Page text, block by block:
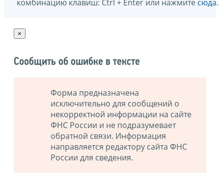
комбинацию клавиш: Ctrl + Enter или нажмите сюда.
×
Сообщить об ошибке в тексте
Форма предназначена
исключительно для сообщений о
некорректной информации на сайте
ФНС России и не подразумевает
обратной связи. Информация
направляется редактору сайта ФНС
России для сведения.